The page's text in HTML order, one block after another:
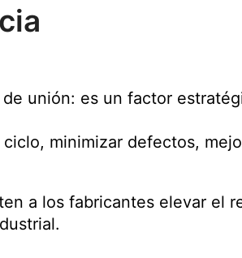
unión: es un factor
minimizar defectos,
a los fabricantes elevar el